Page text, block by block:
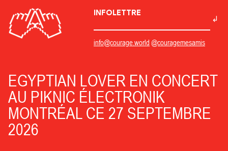
INFOLETTRE
info@courage.world @couragemesamis
EGYPTIAN LOVER EN CONCERT
AU PIKNIC ÉLECTRONIK
MONTRÉAL CE 27 SEPTEMBRE
2026